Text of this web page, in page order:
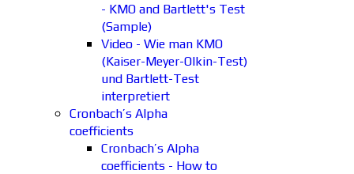
- KMO and Bartlett's Test
(Sample)
Video - Wie man KMO
(Kaiser-Meyer-Olkin-Test)
und Bartlett-Test
interpretiert
Cronbach’s Alpha
coefficients
Cronbach’s Alpha
coefficients - How to